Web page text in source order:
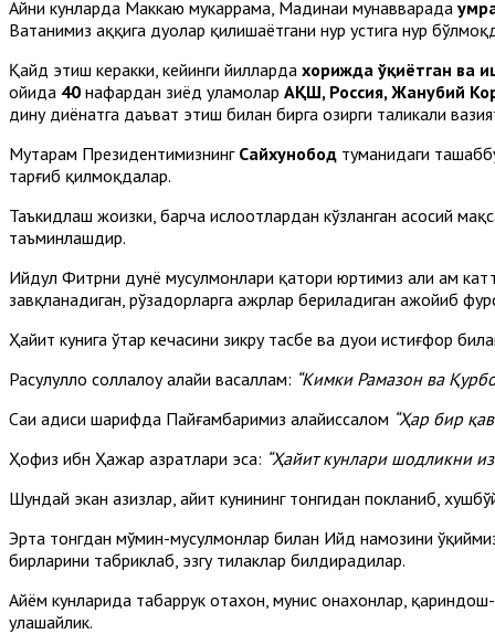
Айни кунларда Маккаю мукаррама, Мадинаи мунавварада
Ватанимиз ҳаққига дуолар қилишаётгани нур устига нур
Қайд этиш керакки, кейинги йилларда хорижда ўқиётган ва
ойида 40 нафардан зиёд уламолар АҚШ, Россия, Жанубий
дину диёнатга даъват этиш билан бирга ҳозирги таҳликали
Муҳтарам Президентимизнинг Сайхунобод туманидаги
тарғиб қилмоқдалар.
Таъкидлаш жоизки, барча ислоҳотлардан кўзланган асосий
таъминлашдир.
Ийдул Фитрни дунё мусулмонлари қатори юртимиз аҳли ҳам
завқланадиган, рўзадорларга ажрлар бериладиган ажойиб
Ҳайит кунига ўтар кечасини зикру тасбеҳ ва дуои истиғфор
Расулуллоҳ соллалоҳу алайҳи васаллам: “Кимки Рамазон ва
Саҳиҳ ҳадиси шарифда Пайғамбаримиз алайҳиссалом “Ҳар бир
Ҳофиз ибн Ҳажар ҳазратлари эса: “Ҳайит кунлари шодликни
Шундай экан азизлар, ҳайит кунининг тонгидан покланиб,
Эрта тонгдан мўмин-мусулмонлар билан Ийд намозини
бирларини табриклаб, эзгу тилаклар билдирадилар.
Айём кунларида табаррук отахон, мунис онахонлар,
улашайлик.